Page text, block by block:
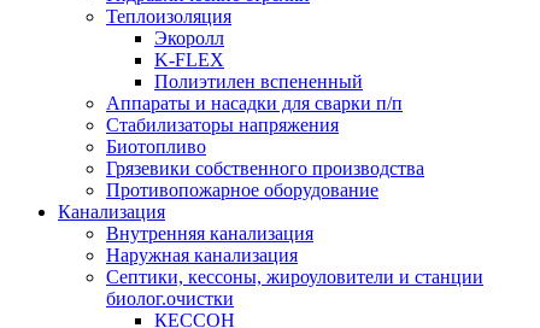
Теплоизоляция
Экоролл
K-FLEX
Полиэтилен вспененный
Аппараты и насадки для сварки п/п
Стабилизаторы напряжения
Биотопливо
Грязевики собственного производства
Противопожарное оборудование
Канализация
Внутренняя канализация
Наружная канализация
Септики, кессоны, жироуловители и станции
биолог.очистки
КЕССОН